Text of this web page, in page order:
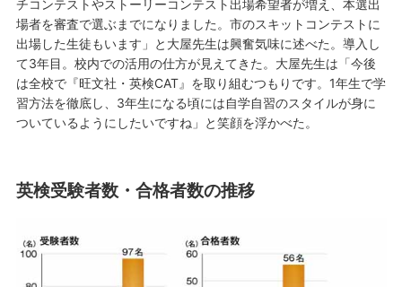
チコンテストやストーリーコンテスト出場希望者が増え、本選出
場者を審査で選ぶまでになりました。市のスキットコンテストに
出場した生徒もいます」と大屋先生は興奮気味に述べた。導入し
て3年目。校内での活用の仕方が見えてきた。大屋先生は「今後
は全校で『旺文社・英検CAT』を取り組むつもりです。1年生で学
習方法を徹底し、3年生になる頃には自学自習のスタイルが身に
ついているようにしたいですね」と笑顔を浮かべた。
英検受験者数・合格者数の推移